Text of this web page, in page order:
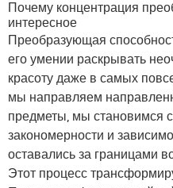
Почему концентрация
интересное
Преобразующая
его умении раскрывать
красоту даже в самых
мы направляем
предметы, мы становимся
закономерности и
оставались за границами
Этот процесс